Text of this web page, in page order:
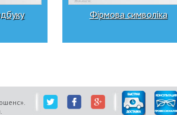
Фірмова символіка